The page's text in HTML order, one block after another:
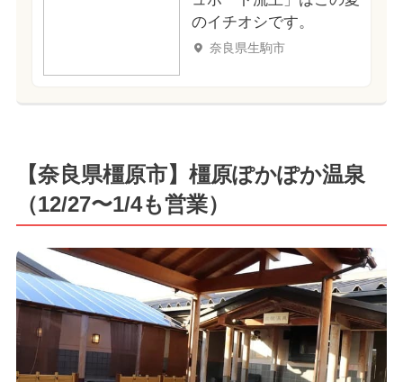
のイチオシです。
奈良県生駒市
【奈良県橿原市】橿原ぽかぽか温泉
（12/27〜1/4も営業）